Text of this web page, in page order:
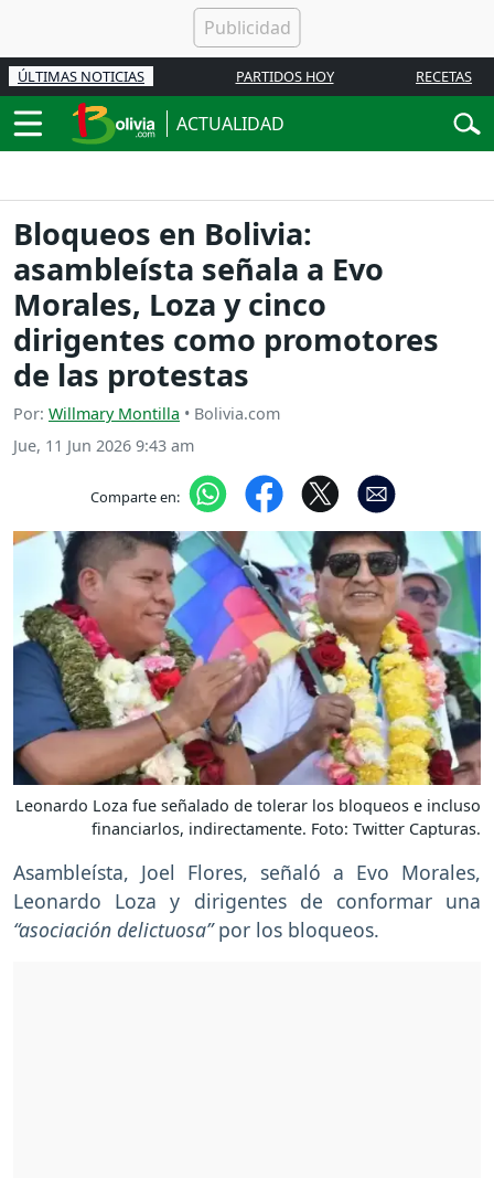
ÚLTIMAS NOTICIAS PARTIDOS HOY RECETAS
ACTUALIDAD
Bloqueos en Bolivia:
asambleísta señala a Evo
Morales, Loza y cinco
dirigentes como promotores
de las protestas
Por: Willmary Montilla • Bolivia.com
Jue, 11 Jun 2026 9:43 am
Comparte en:
Leonardo Loza fue señalado de tolerar los bloqueos e incluso
financiarlos, indirectamente. Foto: Twitter Capturas.
Asambleísta, Joel Flores, señaló a Evo Morales,
Leonardo Loza y dirigentes de conformar una
“asociación delictuosa”por los bloqueos.